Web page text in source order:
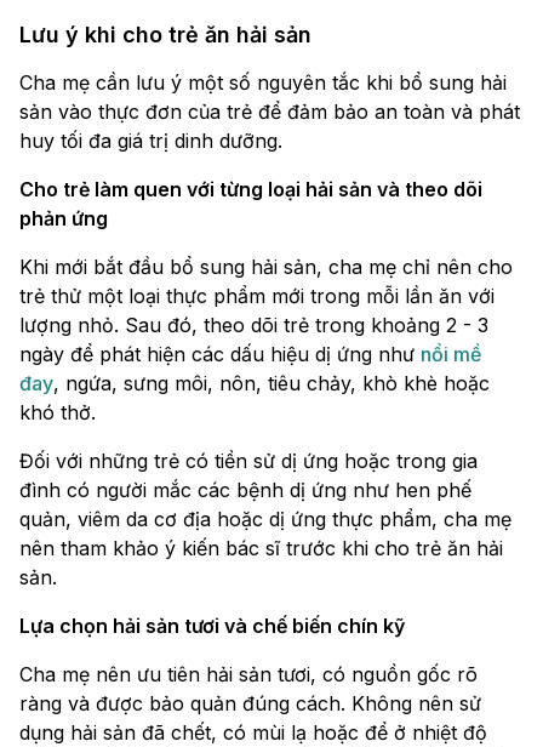
Lưu ý khi cho trẻ ăn hải sản
Cha mẹ cần lưu ý một số nguyên tắc khi bổ sung hải
sản vào thực đơn của trẻ để đảm bảo an toàn và phát
huy tối đa giá trị dinh dưỡng.
Cho trẻ làm quen với từng loại hải sản và theo dõi
phản ứng
Khi mới bắt đầu bổ sung hải sản, cha mẹ chỉ nên cho
trẻ thử một loại thực phẩm mới trong mỗi lần ăn với
lượng nhỏ. Sau đó, theo dõi trẻ trong khoảng 2 - 3
ngày để phát hiện các dấu hiệu dị ứng như nổi mề
đay, ngứa, sưng môi, nôn, tiêu chảy, khò khè hoặc
khó thở.
Đối với những trẻ có tiền sử dị ứng hoặc trong gia
đình có người mắc các bệnh dị ứng như hen phế
quản, viêm da cơ địa hoặc dị ứng thực phẩm, cha mẹ
nên tham khảo ý kiến bác sĩ trước khi cho trẻ ăn hải
sản.
Lựa chọn hải sản tươi và chế biến chín kỹ
Cha mẹ nên ưu tiên hải sản tươi, có nguồn gốc rõ
ràng và được bảo quản đúng cách. Không nên sử
dụng hải sản đã chết, có mùi lạ hoặc để ở nhiệt độ